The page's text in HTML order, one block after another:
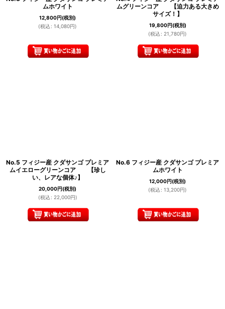
ムホワイト
12,800円(税別)
(税込 : 14,080円)
ムグリーンコア 【迫力ある大きめ
サイズ！】
19,800円(税別)
(税込 : 21,780円)
No.5 フィジー産 クダサンゴ プレミア
ムイエローグリーンコア 【珍し
い、レアな個体♪】
20,000円(税別)
(税込 : 22,000円)
No.6 フィジー産 クダサンゴ プレミア
ムホワイト
12,000円(税別)
(税込 : 13,200円)